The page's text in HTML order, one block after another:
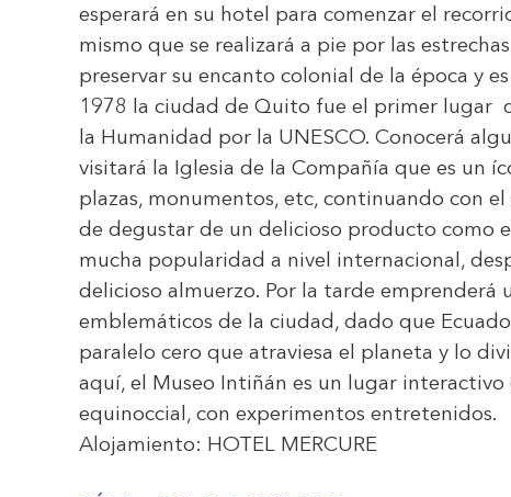
esperará en su hotel para comenzar el
mismo que se realizará a pie por las
preservar su encanto colonial de la época y
1978 la ciudad de Quito fue el primer lugar
la Humanidad por la UNESCO. Conocerá
visitará la Iglesia de la Compañía que es un
plazas, monumentos, etc, continuando con
de degustar de un delicioso producto como
mucha popularidad a nivel internacional,
delicioso almuerzo. Por la tarde emprenderá
emblemáticos de la ciudad, dado que
paralelo cero que atraviesa el planeta y lo
aquí, el Museo Intiñán es un lugar
equinoccial, con experimentos entretenidos.
Alojamiento: HOTEL MERCURE